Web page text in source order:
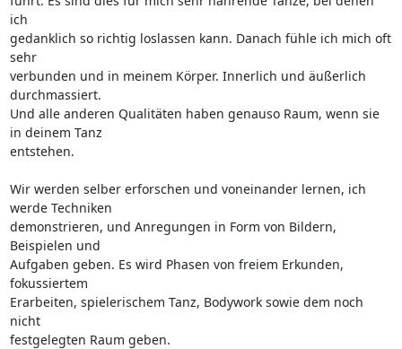
ich
gedanklich so richtig loslassen kann. Danach fühle ich mich oft
sehr
verbunden und in meinem Körper. Innerlich und äußerlich
durchmassiert.
Und alle anderen Qualitäten haben genauso Raum, wenn sie
in deinem Tanz
entstehen.
Wir werden selber erforschen und voneinander lernen, ich
werde Techniken
demonstrieren, und Anregungen in Form von Bildern,
Beispielen und
Aufgaben geben. Es wird Phasen von freiem Erkunden,
fokussiertem
Erarbeiten, spielerischem Tanz, Bodywork sowie dem noch
nicht
festgelegten Raum geben.